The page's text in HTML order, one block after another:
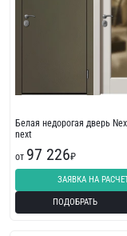
Белая недорогая дверь
next
от 97 226₽
ЗАЯВКА НА
ПОДОБРАТЬ